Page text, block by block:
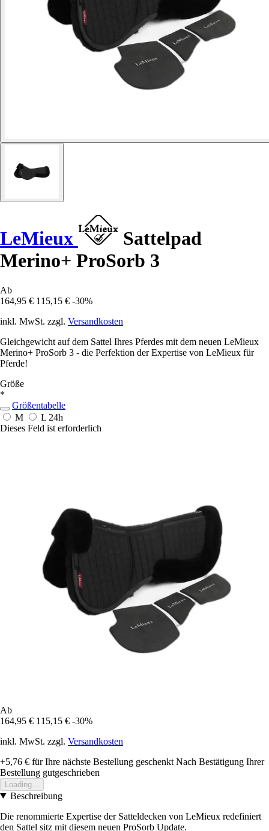
LeMieux
Sattelpad
Merino+ ProSorb 3
Ab
164,95 € 115,15 € -30%
inkl. MwSt. zzgl. Versandkosten
Gleichgewicht auf dem Sattel Ihres Pferdes mit dem neuen LeMieux
Merino+ ProSorb 3 - die Perfektion der Expertise von LeMieux für
Pferde!
Größe
*
Größentabelle
M
L 24h
Dieses Feld ist erforderlich
Ab
164,95 € 115,15 € -30%
inkl. MwSt. zzgl. Versandkosten
+5,76 € für Ihre nächste Bestellung geschenkt Nach Bestätigung Ihrer
Bestellung gutgeschrieben
Loading...
Beschreibung
Die renommierte Expertise der Satteldecken von LeMieux redefiniert
den Sattel sitz mit diesem neuen ProSorb Update.